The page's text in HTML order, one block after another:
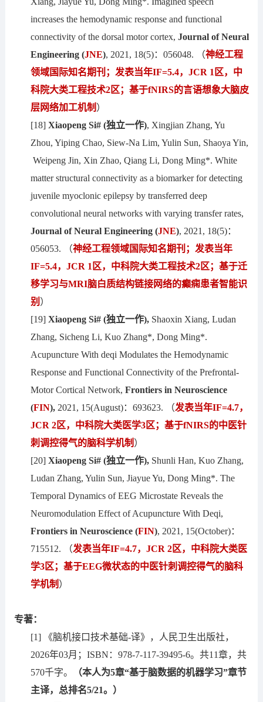
increases the hemodynamic response and functional
connectivity of the dorsal motor cortex, Journal of Neural
Engineering(JNE), 2021, 18(5)：056048. （神经工程
领域国际知名期刊 ；发表当年IF=5.4，JCR 1区，中
科院大类工程技术2区；基于fNIRS的言语想象大脑皮
层网络加工机制 ）
[18] Xiaopeng Si#(独立一作), Xingjian Zhang, Yu
Zhou, Yiping Chao, Siew-Na Lim, Yulin Sun, Shaoya Yin,
Weipeng Jin, Xin Zhao, Qiang Li, Dong Ming*. White
matter structural connectivity as a biomarker for detecting
juvenile myoclonic epilepsy by transferred deep
convolutional neural networks with varying transfer rates,
Journal of Neural Engineering(JNE), 2021, 18(5)：
056053. （神经工程领域国际知名期刊 ；发表当年
IF=5.4，JCR 1区，中科院大类工程技术2区； 基于迁
移学习与MRI脑白质结构链接网络的癫痫患者智能识
别 ）
[19] Xiaopeng Si#(独立一作),Shaoxin Xiang, Ludan
Zhang, Sicheng Li, Kuo Zhang*, Dong Ming*.
Acupuncture With deqi Modulates the Hemodynamic
Response and Functional Connectivity of the Prefrontal-
Motor Cortical Network, Frontiers in Neuroscience
(FIN),2021, 15(August)：693623. （发表当年IF=4.7，
JCR 2区，中科院大类医学3区；基于fNIRS的中医针
刺调控得气的脑科学机制 ）
[20] Xiaopeng Si#(独立一作),Shunli Han, Kuo Zhang,
Ludan Zhang, Yulin Sun, Jiayue Yu, Dong Ming*. The
Temporal Dynamics of EEG Microstate Reveals the
Neuromodulation Effect of Acupuncture With Deqi,
Frontiers in Neuroscience(FIN), 2021, 15(October)：
715512. （发表当年IF=4.7，JCR 2区，中科院大类医
学3区；基于EEG微状态的中医针刺调控得气的脑科
学机制 ）
专著：
[1] 《脑机接口技术基础-译》，人民卫生出版社，
2026年03月；ISBN：978-7-117-39495-6。共11章，共
570千字。
（本人为5章“基于脑数据的机器学习”章节
主译，总排名5/21。）